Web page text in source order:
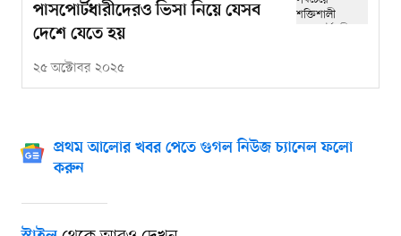
পাসপোর্টধারীদেরও ভিসা নিয়ে যেসব
দেশে যেতে হয়
২৫ অক্টোবর ২০২৫
প্রথম আলোর খবর পেতে গুগল নিউজ চ্যানেল ফলো
করুন